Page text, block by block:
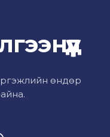
өндөр